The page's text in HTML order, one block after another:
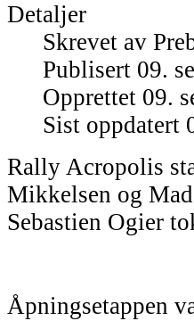
Detaljer
Skrevet av
Publisert 09.
Opprettet 09.
Sist oppdatert
Rally Acropolis
Mikkelsen og
Sebastien Ogier
Åpningsetappen